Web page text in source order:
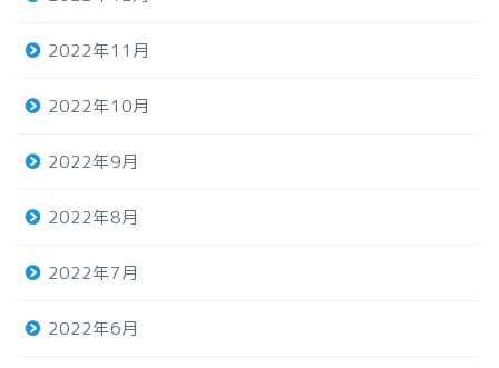
2022年11月
2022年10月
2022年9月
2022年8月
2022年7月
2022年6月